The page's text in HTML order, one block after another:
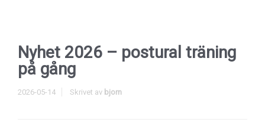
Nyhet 2026 – postural träning
på gång
2026-05-14 Skrivet av bjorn